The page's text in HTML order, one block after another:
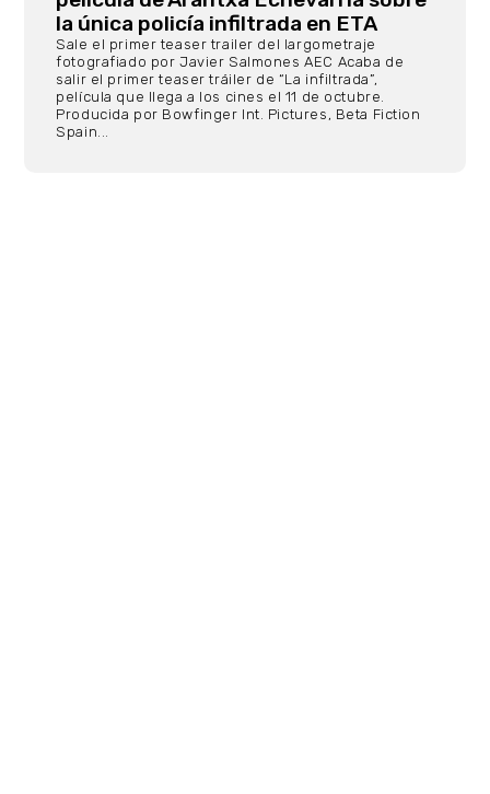
la única policía infiltrada en ETA
Sale el primer teaser trailer del largometraje
fotografiado por Javier Salmones AEC Acaba de
salir el primer teaser tráiler de “La infiltrada”,
película que llega a los cines el 11 de octubre.
Producida por Bowfinger Int. Pictures, Beta Fiction
Spain...